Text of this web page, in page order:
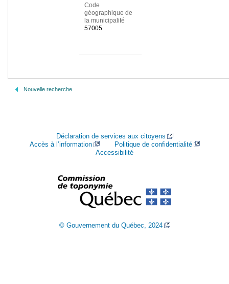
Code
géographique de
la municipalité
57005
Nouvelle recherche
Déclaration de services aux citoyens
Accès à l’information
Politique de confidentialité
Accessibilité
© Gouvernement du Québec, 2024